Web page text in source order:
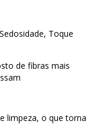
Toque
de fibras mais
limpeza, o que torna